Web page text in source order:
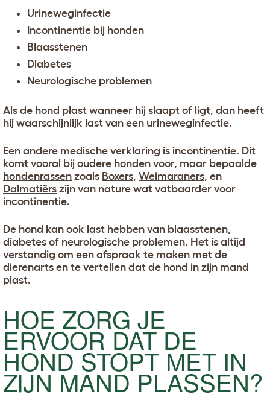
Urineweginfectie
Incontinentie bij honden
Blaasstenen
Diabetes
Neurologische problemen
Als de hond plast wanneer hij slaapt of ligt, dan heeft
hij waarschijnlijk last van een urineweginfectie.
Een andere medische verklaring is incontinentie. Dit
komt vooral bij oudere honden voor, maar bepaalde
hondenrassen zoals Boxers, Weimaraners, en
Dalmatiërs zijn van nature wat vatbaarder voor
incontinentie.
De hond kan ook last hebben van blaasstenen,
diabetes of neurologische problemen. Het is altijd
verstandig om een afspraak te maken met de
dierenarts en te vertellen dat de hond in zijn mand
plast.
HOE ZORG JE
ERVOOR DAT DE
HOND STOPT MET IN
ZIJN MAND PLASSEN?